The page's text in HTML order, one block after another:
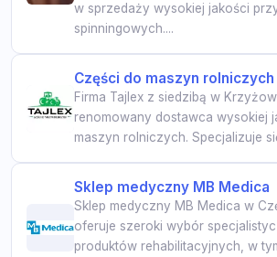
w sprzedaży wysokiej jakości
spinningowych....
Części do maszyn
Firma Tajlex z siedzibą w
renomowany dostawca wysokiej
maszyn rolniczych. Specjalizuje
Sklep medyczny MB Medica
Sklep medyczny MB Medica w
oferuje szeroki wybór
produktów rehabilitacyjnych, w